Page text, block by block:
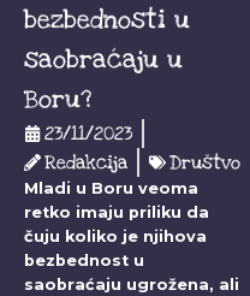
bezbednosti u
saobraćaju u
Boru?
23/11/2023
Redakcija
Društvo
Mladi u Boru veoma
retko imaju priliku da
čuju koliko je njihova
bezbednost u
saobraćaju ugrožena, ali